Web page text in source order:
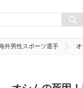
外男性スポーツ選手